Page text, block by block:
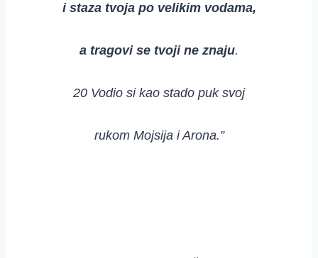
i staza tvoja po velikim vodama,
a tragovi se tvoji ne znaju.
20 Vodio si kao stado puk svoj
rukom Mojsija i Arona.”